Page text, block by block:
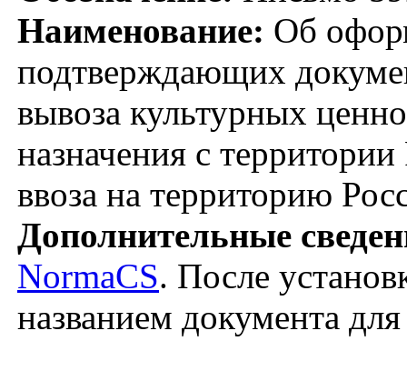
Наименование: Об
подтверждающих
вывоза культурных
назначения с
ввоза на территорию
Дополнительные
NormaCS. После
названием документа